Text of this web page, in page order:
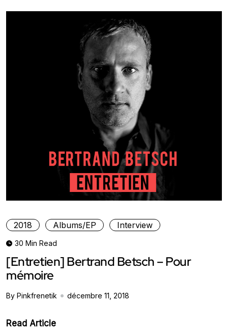
2018 Albums/EP Interview
30 Min Read
[Entretien] Bertrand Betsch – Pour
mémoire
By Pinkfrenetik décembre 11, 2018
Read Article